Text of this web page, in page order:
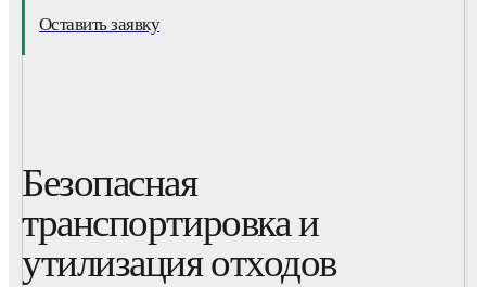
Оставить заявку
Безопасная
транспортировка и
утилизация отходов